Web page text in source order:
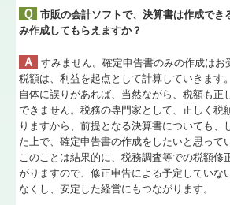
Ｑ
市販の会計ソフトで、決算書は作成でき
み作成してもらえますか？
Ａ
すみません。確定申告書のみの作成はお
税額は、利益を起点として計算していきます
自体に誤りがあれば、当然ながら、税額も正
できません。税務の専門家として、正しく税
りますから、前提となる決算書についても、
た上で、確定申告書の作成をしたいと思って
このことは結果的に、税務調査等での税額修
がりますので、修正申告による予定していな
なくし、安定した経営にもつながります。